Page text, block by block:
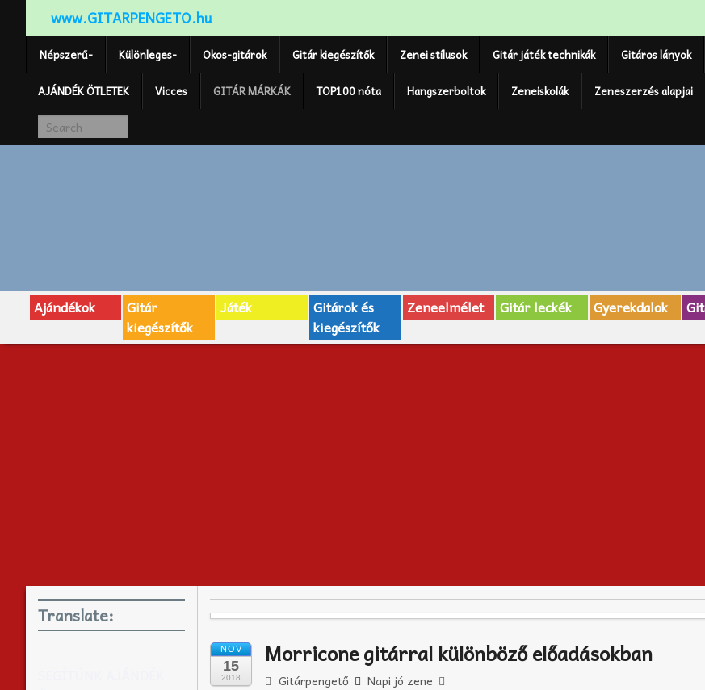
www.GITARPENGETO.hu
Népszerű- Különleges- Okos-gitárok Gitár kiegészítők Zenei stílusok Gitár játék technikák Gitáros lányok
AJÁNDÉK ÖTLETEK Vicces GITÁR MÁRKÁK TOP100 nóta Hangszerboltok Zeneiskolák Zeneszerzés alapjai
Ajándékok
Gitár
kiegészítők
Játék
Gitárok és
kiegészítők
Zeneelmélet Gitár leckék Gyerekdalok
NOV
15
2018
Morricone gitárral különböző előadásokban
Gitárpengető Napi jó zene
Translate: